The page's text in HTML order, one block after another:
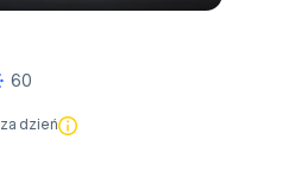
60
za dzień